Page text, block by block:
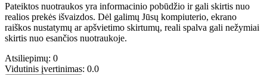
Pateiktos nuotraukos yra informacinio pobūdžio ir gali skirtis nuo
realios prekės išvaizdos. Dėl galimų Jūsų kompiuterio, ekrano
raiškos nustatymų ar apšvietimo skirtumų, reali spalva gali nežymiai
skirtis nuo esančios nuotraukoje.
Atsiliepimų: 0
Vidutinis įvertinimas: 0.0